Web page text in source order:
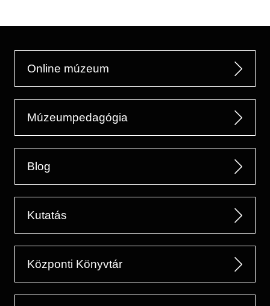
Online múzeum
Múzeumpedagógia
Blog
Kutatás
Központi Könyvtár